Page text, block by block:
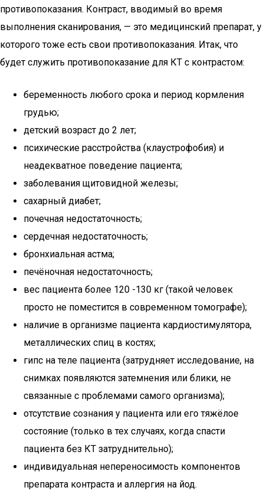
противопоказания. Контраст, вводимый во время
выполнения сканирования, — это медицинский препарат, у
которого тоже есть свои противопоказания. Итак, что
будет служить противопоказание для КТ с контрастом:
беременность любого срока и период кормления
грудью;
детский возраст до 2 лет;
психические расстройства (клаустрофобия) и
неадекватное поведение пациента;
заболевания щитовидной железы;
сахарный диабет;
почечная недостаточность;
сердечная недостаточность;
бронхиальная астма;
печёночная недостаточность;
вес пациента более 120 -130 кг (такой человек
просто не поместится в современном томографе);
наличие в организме пациента кардиостимулятора,
металлических спиц в костях;
гипс на теле пациента (затрудняет исследование, на
снимках появляются затемнения или блики, не
связанные с проблемами самого организма);
отсутствие сознания у пациента или его тяжёлое
состояние (только в тех случаях, когда спасти
пациента без КТ затруднительно);
индивидуальная непереносимость компонентов
препарата контраста и аллергия на йод.